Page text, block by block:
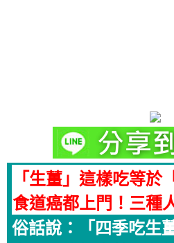
「生薑」這樣吃等於
食道癌都上門！三種
俗話說：「四季吃生